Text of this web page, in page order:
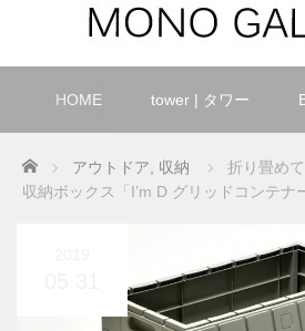
HOME tower | タワー
Home アウトドア 収納
折り畳め
収納ボックス「I’m D グリッドコンテナ